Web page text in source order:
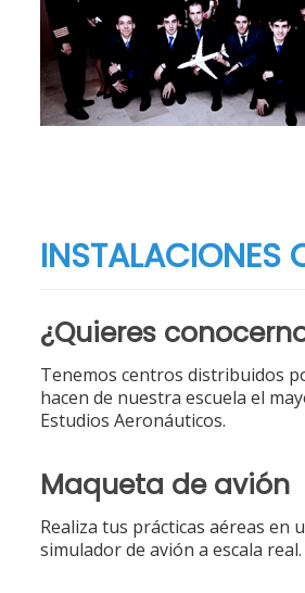
INSTALACIONES
¿Quieres
Tenemos centros distribuidos
hacen de nuestra escuela el
Estudios Aeronáuticos.
Maqueta de avión
Realiza tus prácticas aéreas en
simulador de avión a escala real.